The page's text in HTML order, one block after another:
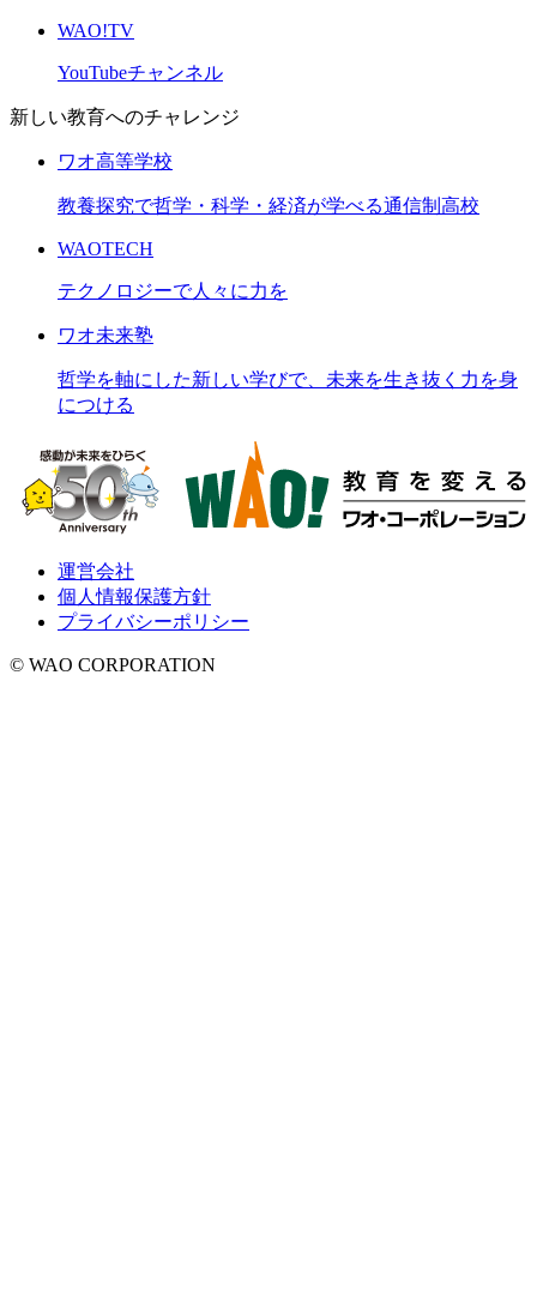
WAO!TV
YouTubeチャンネル
新しい教育へのチャレンジ
ワオ高等学校
教養探究で哲学・科学・経済が学べる通信制高校
WAOTECH
テクノロジーで人々に力を
ワオ未来塾
哲学を軸にした新しい学びで、未来を生き抜く力を身
につける
運営会社
個人情報保護方針
プライバシーポリシー
© WAO CORPORATION